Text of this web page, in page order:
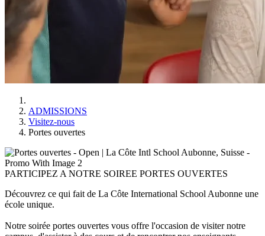
ADMISSIONS
Visitez-nous
Portes ouvertes
PARTICIPEZ A NOTRE SOIREE PORTES OUVERTES
Découvrez ce qui fait de La Côte International School Aubonne une
école unique.
Notre soirée portes ouvertes vous offre l'occasion de visiter notre